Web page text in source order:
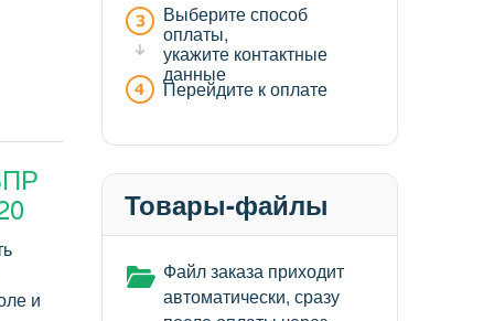
и
Выберите способ
оплаты,
укажите контактные
данные
Перейдите к оплате
Товары-файлы
Файл заказа приходит
автоматически, сразу